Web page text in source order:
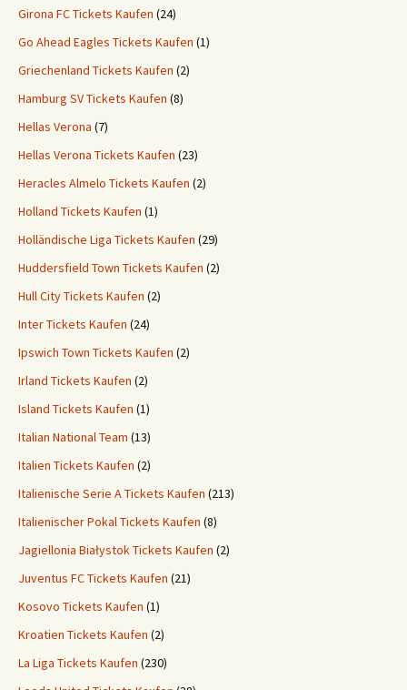
Girona FC Tickets Kaufen (24)
Go Ahead Eagles Tickets Kaufen (1)
Griechenland Tickets Kaufen (2)
Hamburg SV Tickets Kaufen (8)
Hellas Verona (7)
Hellas Verona Tickets Kaufen (23)
Heracles Almelo Tickets Kaufen (2)
Holland Tickets Kaufen (1)
Holländische Liga Tickets Kaufen (29)
Huddersfield Town Tickets Kaufen (2)
Hull City Tickets Kaufen (2)
Inter Tickets Kaufen (24)
Ipswich Town Tickets Kaufen (2)
Irland Tickets Kaufen (2)
Island Tickets Kaufen (1)
Italian National Team (13)
Italien Tickets Kaufen (2)
Italienische Serie A Tickets Kaufen (213)
Italienischer Pokal Tickets Kaufen (8)
Jagiellonia Białystok Tickets Kaufen (2)
Juventus FC Tickets Kaufen (21)
Kosovo Tickets Kaufen (1)
Kroatien Tickets Kaufen (2)
La Liga Tickets Kaufen (230)